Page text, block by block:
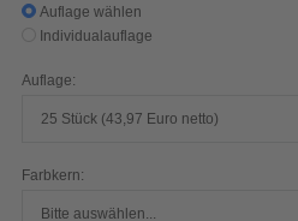
Auflage wählen
Individualauflage
Auflage:
25 Stück (43,97 Euro netto)
Farbkern:
Bitte auswählen...